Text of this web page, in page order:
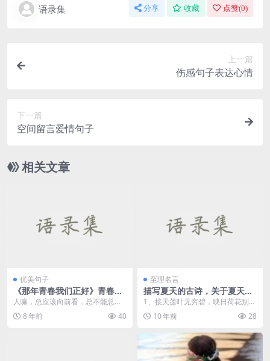
语录集 分享 收藏 点赞(0)
上一篇
伤感句子表达心情
下一篇
空间留言爱情句子
相关文章
优美句子
《那年青春我们正好》青春语
录
人嘛，总应该向前看，总不能总活
在过去的回忆里吧！ 《那年青春我
们正好》 ****...
8 年前 40
至理名言
描写夏天的古诗，关于夏天的
诗句
1、接天莲叶无穷碧，映日荷花别样
红。 —— 杨万里《晓出...
10 年前 28